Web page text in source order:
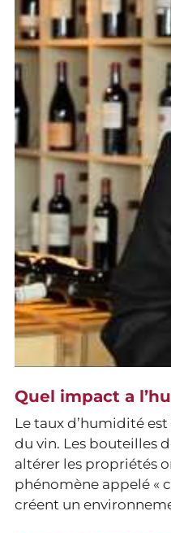
Quel impact a
Le taux d’humidité
du vin. Les bouteilles
altérer les propriétés
phénomène appelé «
créent un